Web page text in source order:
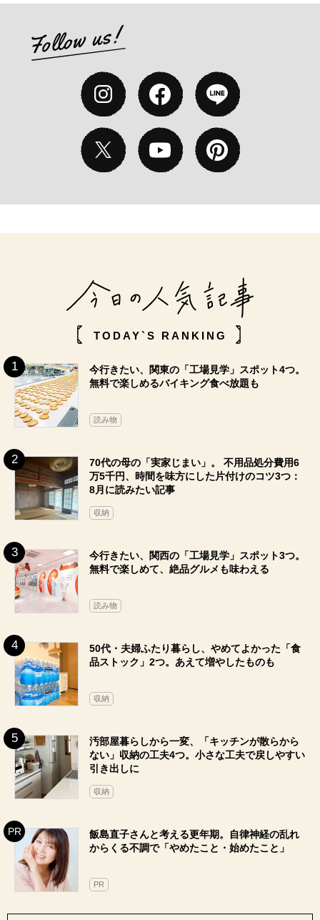
TODAY`S RANKING
今行きたい、関東の「工場見学」スポット4つ。
無料で楽しめるバイキング食べ放題も
読み物
70代の母の「実家じまい」。 不用品処分費用6
万5千円、時間を味方にした片付けのコツ3つ：
8月に読みたい記事
収納
今行きたい、関西の「工場見学」スポット3つ。
無料で楽しめて、絶品グルメも味わえる
読み物
50代・夫婦ふたり暮らし、やめてよかった「食
品ストック」2つ。あえて増やしたものも
収納
汚部屋暮らしから一変、「キッチンが散らから
ない」収納の工夫4つ。小さな工夫で戻しやすい
引き出しに
収納
飯島直子さんと考える更年期。自律神経の乱れ
からくる不調で「やめたこと・始めたこと」
PR